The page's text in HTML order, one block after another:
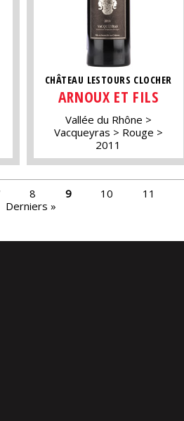
CHÂTEAU LESTOURS CLOCHER
ARNOUX ET FILS
Vallée du Rhône
Vacqueyras
Rouge
2011
8 9 10 11
Derniers »